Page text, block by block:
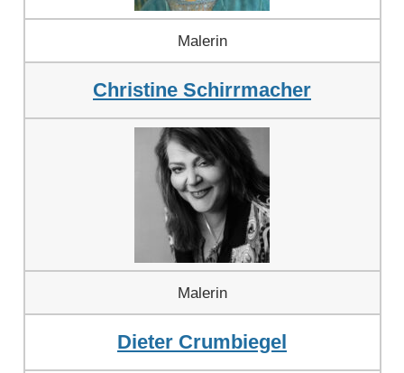
Malerin
Christine Schirrmacher
Malerin
Dieter Crumbiegel